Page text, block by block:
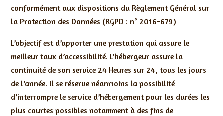
conformément aux dispositions du Règlement Général sur
la Protection des Données (RGPD : n° 2016-679)
L’objectif est d’apporter une prestation qui assure le
meilleur taux d’accessibilité. L’hébergeur assure la
continuité de son service 24 Heures sur 24, tous les jours
de l’année. Il se réserve néanmoins la possibilité
d’interrompre le service d’hébergement pour les durées les
plus courtes possibles notamment à des fins de